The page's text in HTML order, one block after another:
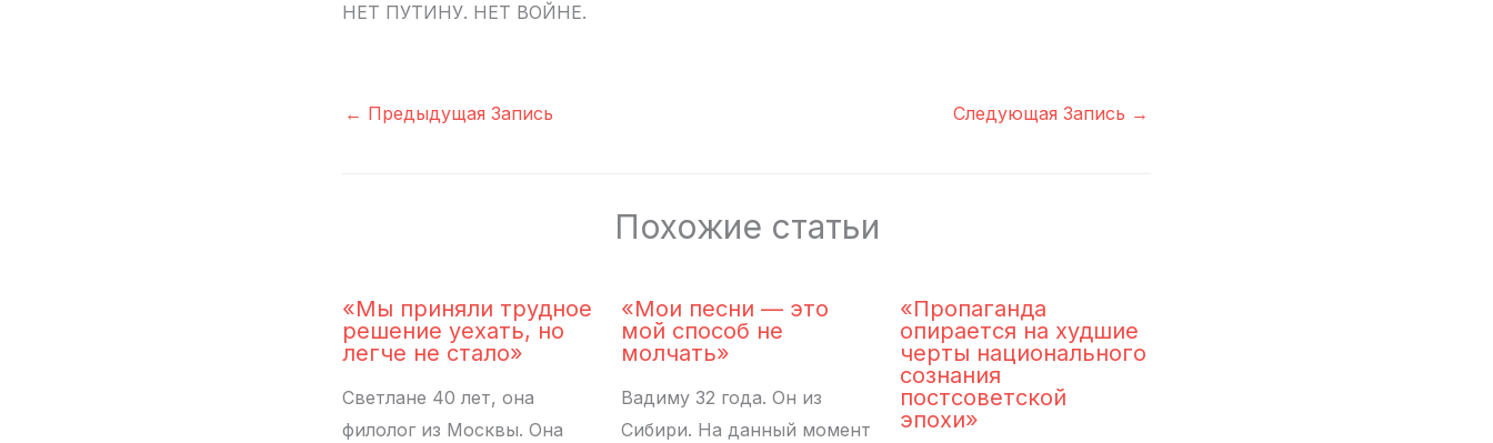
НЕТ ПУТИНУ. НЕТ ВОЙНЕ.
← Предыдущая Запись Следующая Запись →
Похожие статьи
«Мы приняли трудное
решение уехать, но
легче не стало»
Светлане 40 лет, она
филолог из Москвы. Она
«Мои песни — это
мой способ не
молчать»
Вадиму 32 года. Он из
Сибири. На данный момент
«Пропаганда
опирается на худшие
черты национального
сознания
постсоветской
эпохи»